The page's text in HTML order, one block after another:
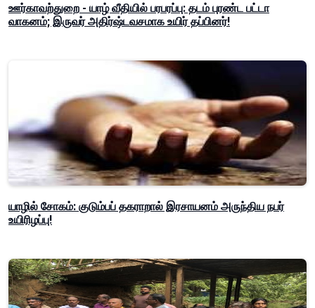
ஊர்காவற்துறை - யாழ் வீதியில் பரபரப்பு: தடம் புரண்ட பட்டா
வாகனம்; இருவர் அதிர்ஷ்டவசமாக உயிர் தப்பினர்!
யாழில் சோகம்: குடும்பப் தகராறால் இரசாயனம் அருந்திய நபர்
உயிரிழப்பு!